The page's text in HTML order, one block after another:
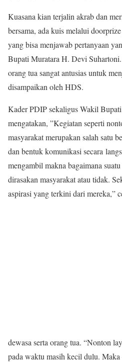
Kuasana kian terjalin akrab dan
bersama, ada kuis melalui
yang bisa menjawab pertanyaan
Bupati Muratara H. Devi
orang tua sangat antusias untuk
disampaikan oleh HDS.
Kader PDIP sekaligus Wakil
mengatakan, ”Kegiatan seperti
masyarakat merupakan salah satu
dan bentuk komunikasi secara
mengambil makna bagaimana
dirasakan masyarakat atau tidak.
aspirasi yang terkini dari mereka,”
dewasa serta orang tua. “Nonton
pada waktu masih kecil dulu.